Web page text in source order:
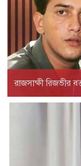
রাজসাক্ষী রিজভীর